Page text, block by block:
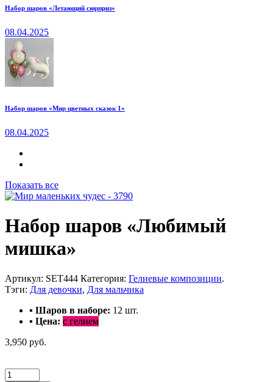
Набор шаров «Летающий сюрприз»
08.04.2025
Набор шаров «Мир цветных сказок 1»
08.04.2025
Показать все
Набор шаров «Любимый
мишка»
Артикул: SET444 Категория: Гелиевые композиции.
Тэги: Для девочки, Для мальчика
▪ Шаров в наборе: 12 шт.
▪ Цена: с гелием
3,950 руб.